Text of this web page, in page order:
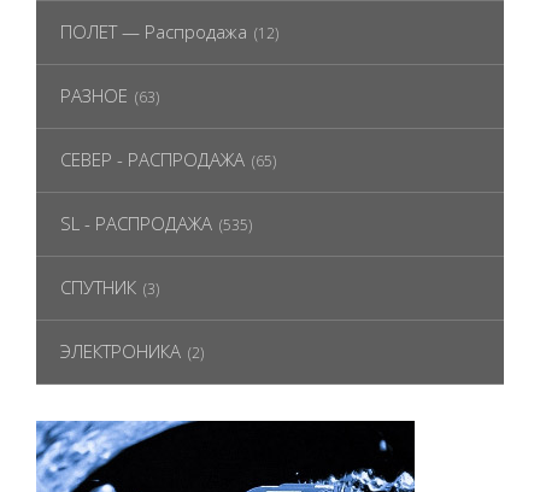
ПОЛЕТ — Распродажа (12)
РАЗНОЕ (63)
СЕВЕР - РАСПРОДАЖА (65)
SL - РАСПРОДАЖА (535)
СПУТНИК (3)
ЭЛЕКТРОНИКА (2)